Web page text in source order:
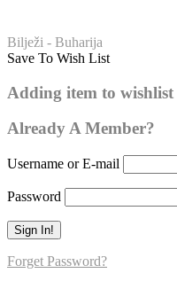
Buharija –
0
Bilježi - Buharija
Save To Wish List
Adding item to
Already A Member?
Username or E-mail
Password
Forget Password?